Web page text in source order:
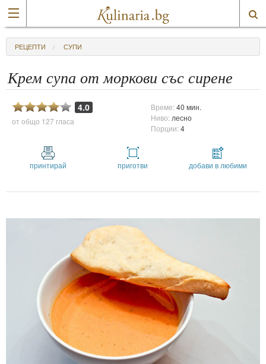
РЕЦЕПТИ СУПИ
Крем супа от моркови със сирене
4.0
от общо 127 гласа
Време:40 мин.
Ниво: лесно
Порции:4
принтирай приготви добави в любими